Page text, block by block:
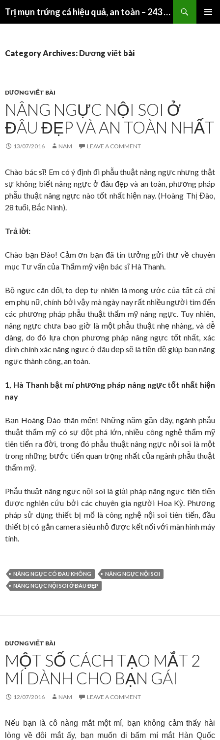
Trị mụn trứng cá hiệu quả, an toàn – 243 Giảng Võ – HN
Category Archives: Dương viết bài
DƯƠNG VIẾT BÀI
NÂNG NGỰC NỘI SOI Ở
ĐÂU ĐẸP VÀ AN TOÀN NHẤT
13/07/2016 NAM LEAVE A COMMENT
Chào bác sĩ! Em có ý định đi phẫu thuật nâng ngực nhưng thật
sự không biết nâng ngực ở đâu đẹp và an toàn, phương pháp
phẫu thuật nâng ngực nào tốt nhất hiện nay. (Hoàng Thị Đào,
28 tuổi, Bắc Ninh).
Trả lời:
Chào bạn Đào! Cảm ơn bạn đã tin tưởng gửi thư về chuyên
mục Tư vấn của Thẩm mỹ viện bác sĩ Hà Thanh.
Bộ ngực cân đối, to đẹp tự nhiên là mong ước của tất cả chị
em phụ nữ, chính bởi vậy mà ngày nay rất nhiều người tìm đến
các phương pháp phẫu thuật thẩm mỹ nâng ngực. Tuy nhiên,
nâng ngực chưa bao giờ là một phẫu thuật nhẹ nhàng, và dễ
dàng, do đó lựa chọn phương pháp nâng ngực tốt nhất, xác
định chính xác nâng ngực ở đâu đẹp sẽ là tiền đề giúp bạn nâng
ngực thành công, an toàn.
1, Hà Thanh bật mí phương pháp nâng ngực tốt nhất hiện
nay
Bạn Hoàng Đào thân mến! Những năm gần đây, ngành phẫu
thuật thẩm mỹ có sự đột phá lớn, nhiều công nghệ thẩm mỹ
tiên tiến ra đời, trong đó phẫu thuật nâng ngực nội soi là một
trong những bước tiến quan trọng nhất của ngành phẫu thuật
thẩm mỹ.
Phẫu thuật nâng ngực nội soi là giải pháp nâng ngực tiên tiến
được nghiên cứu bởi các chuyên gia người Hoa Kỳ. Phương
pháp sử dụng thiết bị mổ là công nghệ nội soi tiên tiến, đầu
thiết bị có gắn camera siêu nhỏ được kết nối với màn hình máy
tính.
NÂNG NGỰC CÓ ĐAU KHÔNG
NÂNG NGỰC NỘI SOI
NÂNG NGỰC NỘI SOI Ở ĐÂU ĐẸP
DƯƠNG VIẾT BÀI
MỘT SỐ CÁCH TẠO MẮT 2
MÍ DÀNH CHO BẠN GÁI
12/07/2016 NAM LEAVE A COMMENT
Nếu bạn là cô nàng mắt một mí, bạn không cảm thấy hài
lòng về đôi mắt ấy, bạn muốn đi bấm mí mắt Hàn Quốc